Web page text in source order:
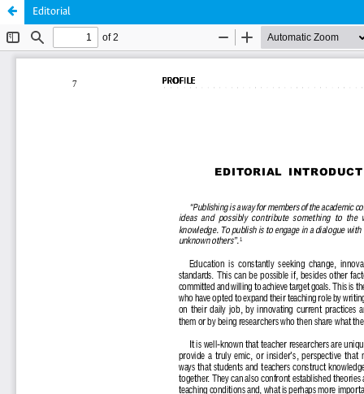
Editorial